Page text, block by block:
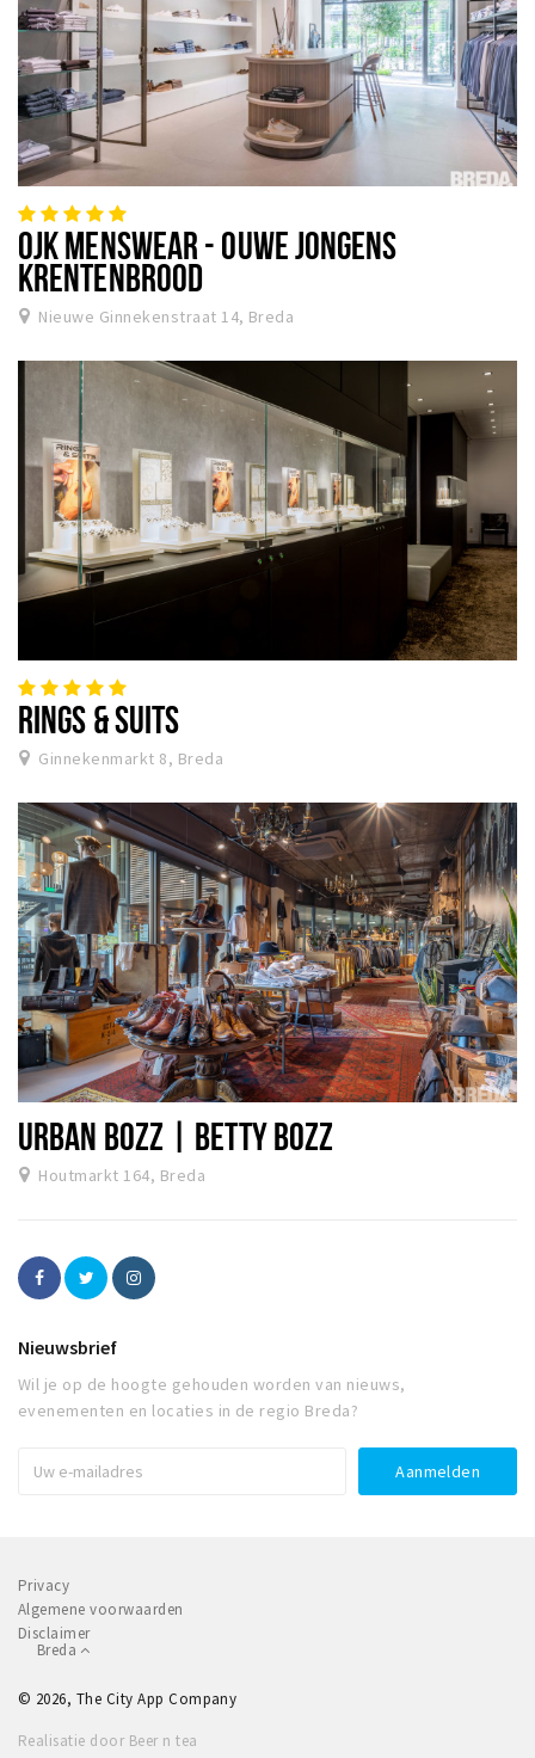
OJK MENSWEAR - OUWE JONGENS
KRENTENBROOD
Nieuwe Ginnekenstraat 14, Breda
RINGS & SUITS
Ginnekenmarkt 8, Breda
URBAN BOZZ | BETTY BOZZ
Houtmarkt 164, Breda
Nieuwsbrief
Wil je op de hoogte gehouden worden van nieuws,
evenementen en locaties in de regio Breda?
Privacy
Algemene voorwaarden
Disclaimer
Breda
© 2026, The City App Company
Realisatie door Beer n tea